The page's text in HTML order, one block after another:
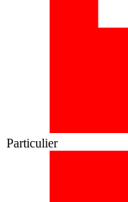
Particulier